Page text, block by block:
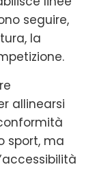
seguire,
la
allinearsi
sport, ma